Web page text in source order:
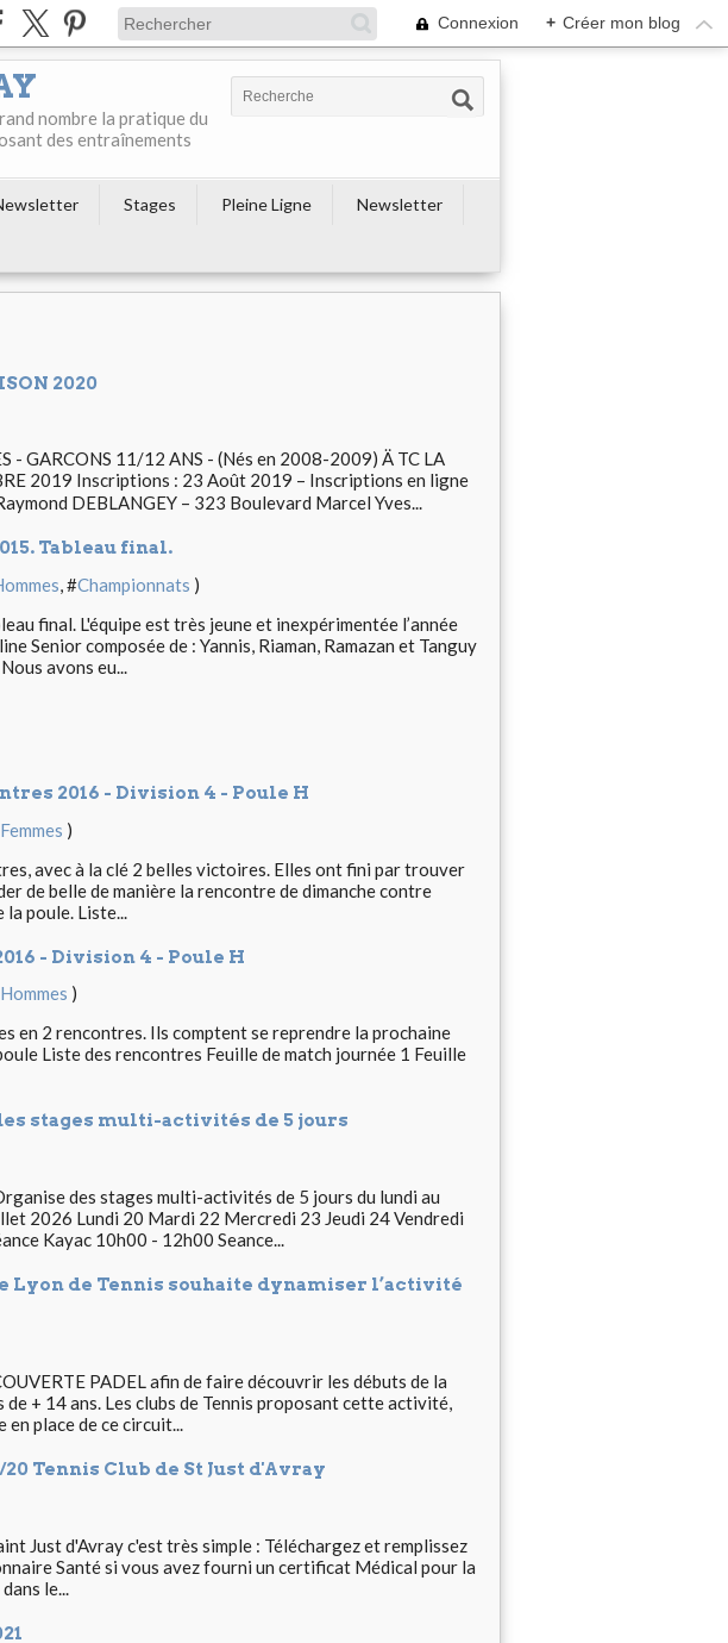
Connexion + Créer mon blog
nombre la pratique du
des entraînements
Stages Pleine Ligne
Newsletter
2020
- GARCONS 11/12 ANS - (Nés en 2008-2009) Ä TC LA
2019 Inscriptions : 23 Août 2019 – Inscriptions en ligne
DEBLANGEY – 323 Boulevard Marcel Yves...
Tableau final.
, #Championnats )
final. L'équipe est très jeune et inexpérimentée l’année
Senior composée de : Yannis, Riaman, Ramazan et Tanguy
avons eu...
2016 - Division 4 - Poule H
)
avec à la clé 2 belles victoires. Elles ont fini par trouver
de belle de manière la rencontre de dimanche contre
poule. Liste...
- Division 4 - Poule H
)
en 2 rencontres. Ils comptent se reprendre la prochaine
Liste des rencontres Feuille de match journée 1 Feuille
stages multi-activités de 5 jours
des stages multi-activités de 5 jours du lundi au
2026 Lundi 20 Mardi 22 Mercredi 23 Jeudi 24 Vendredi
Kayac 10h00 - 12h00 Seance...
Lyon de Tennis souhaite dynamiser l’activité
PADEL afin de faire découvrir les débuts de la
+ 14 ans. Les clubs de Tennis proposant cette activité,
place de ce circuit...
Tennis Club de St Just d'Avray
Just d'Avray c'est très simple : Téléchargez et remplissez
Santé si vous avez fourni un certificat Médical pour la
le...